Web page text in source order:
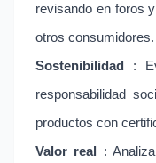
revisando en foros
otros consumidores.
Sostenibilidad
:
responsabilidad
productos con
Valor real
: